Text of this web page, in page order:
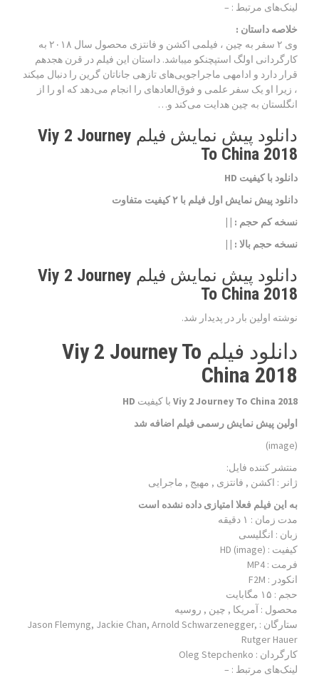
لینک‌های مرتبط : –
خلاصه داستان :
وی ۲ سفر به چین ، فیلمی اکشن و فانتزی محصول سال ۲۰۱۸ به
کارگردانی اولگ استپچنکو می‎باشد. داستان این فیلم در قرن هجدهم
قرار دارد و ادامه‎ی ماجراجویی‌های تازه‎ی جاناتان گرین را دنبال می‎کند
، زیرا او یک سفر علمی و فوق‌العاده‎ای را انجام می‌دهد که او را از
انگلستان به چین هدایت می‌کند و…
دانلود پیش نمایش فیلم Viy 2 Journey
To China 2018
دانلود با کیفیت HD
دانلود پیش نمایش اول فیلم با ۲ کیفیت متفاوت
نسخه کم حجم : | |
نسخه حجم بالا : | |
دانلود پیش نمایش فیلم Viy 2 Journey
To China 2018
نوشته اولین بار در پدیدار شد.
دانلود فیلم Viy 2 Journey To
China 2018
Viy 2 Journey To China 2018 با کیفیت HD
اولین پیش نمایش رسمی فیلم اضافه شد
(image)
منتشر کننده فایل:
ژانر : اکشن , فانتزی , مهیج , ماجرایی
به این فیلم فعلا امتیازی داده نشده است
مدت زمان : ۱ دقیقه
زبان : انگلیسی
کیفیت : HD (image)
فرمت : MP4
انکودر : F2M
حجم : ۱۵ مگابایت
محصول : آمریکا , چین , روسیه
ستارگان : Jason Flemyng, Jackie Chan, Arnold Schwarzenegger,
Rutger Hauer
کارگردان : Oleg Stepchenko
لینک‌های مرتبط : –